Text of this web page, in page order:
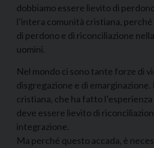
dobbiamo essere lievito di
l’intera comunità cristiana, perché
di perdono e di riconciliazione
uomini.
Nel mondo ci sono tante forze di
disgregazione e di emarginazione.
cristiana, che ha fatto
deve essere lievito di
integrazione.
Ma perché questo accada, è